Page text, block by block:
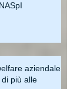
aziendale:
più alle